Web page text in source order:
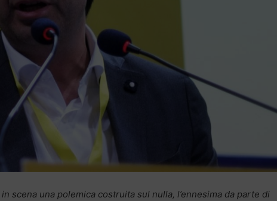
in scena una polemica costruita sul nulla, l’ennesima da parte di